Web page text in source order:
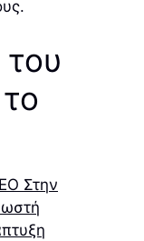
του
Στην